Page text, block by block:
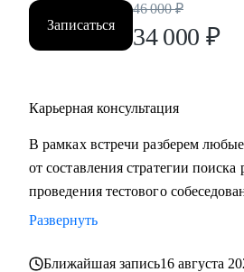
Записаться
46 000 ₽
34 000 ₽
Карьерная консультация
В рамках встречи разберем
от составления стратегии поиска
проведения тестового
Развернуть
Ближайшая запись16 августа